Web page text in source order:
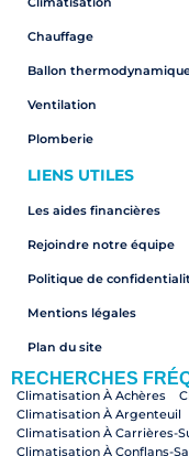
Chauffage
Ballon
Ventilation
Plomberie
LIENS UTILES
Les aides financières
Rejoindre notre équipe
Politique de
Mentions légales
Plan du site
RECHERCHES
Climatisation À Achères
Climatisation À Argenteuil
Climatisation À Carrières-
Climatisation À Conflans-